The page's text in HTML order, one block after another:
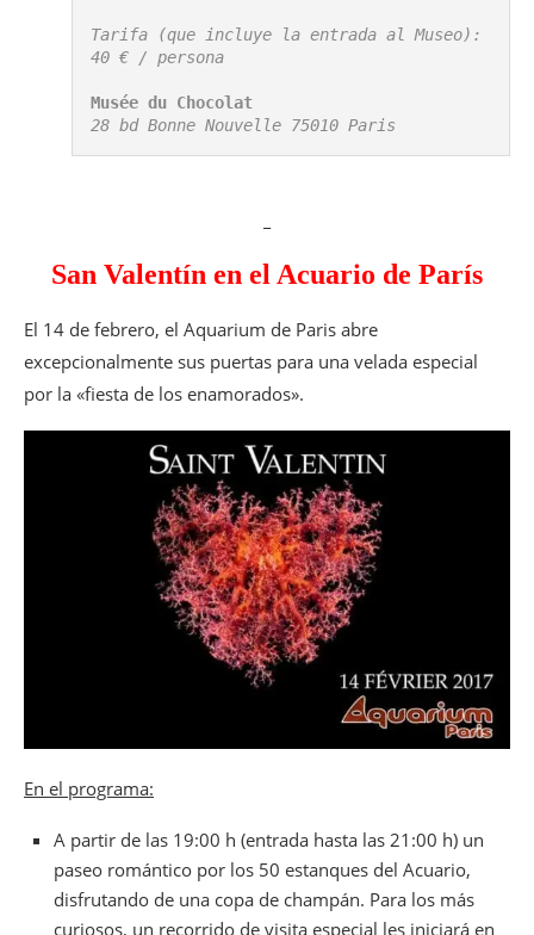
Tarifa (que incluye la entrada al Museo):
40 € / persona
Musée du Chocolat
28 bd Bonne Nouvelle 75010 Paris
San Valentín en el Acuario de París
El 14 de febrero, el Aquarium de Paris abre
excepcionalmente sus puertas para una velada especial
por la «fiesta de los enamorados».
En el programa:
A partir de las 19:00 h (entrada hasta las 21:00 h) un
paseo romántico por los 50 estanques del Acuario,
disfrutando de una copa de champán. Para los más
curiosos, un recorrido de visita especial les iniciará en